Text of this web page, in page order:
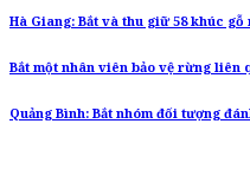
Hà Giang: Bắt và thu giữ 58 khúc
Bắt một nhân viên bảo vệ rừng liên
Quảng Bình: Bắt nhóm đối tượng